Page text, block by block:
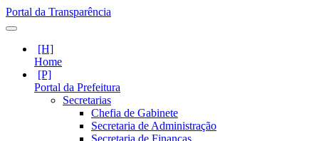
Portal da Transparência
Home
Portal da Prefeitura
Secretarias
Chefia de Gabinete
Secretaria de Administração
Secretaria de Finanças